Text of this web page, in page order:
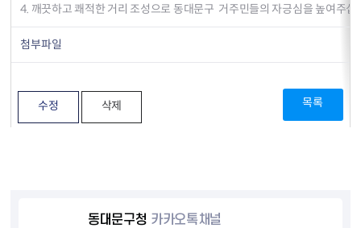
4. 깨끗하고 쾌적한 거리 조성으로 동대문구 거주민들의 자긍심을 높여주십
첨부파일
수정 삭제 목록
동대문구청 카카오톡채널